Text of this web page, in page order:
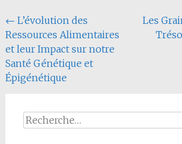
Navigation
de
l'article
← L’évolution des
Ressources Alimentaires
et leur Impact sur notre
Santé Génétique et
Épigénétique
Les
Rechercher :